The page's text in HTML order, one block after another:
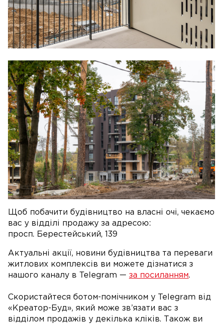
Щоб побачити будівництво на власні очі, чекаємо
вас у відділі продажу за адресою:
просп. Берестейський, 139
Актуальні акції, новини будівництва та переваги
житлових комплексів ви можете дізнатися з
нашого каналу в Telegram — за посиланням.
Скористайтеся ботом-помічником у Telegram від
«Креатор-Буд», який може зв’язати вас з
відділом продажів у декілька кліків. Також ви